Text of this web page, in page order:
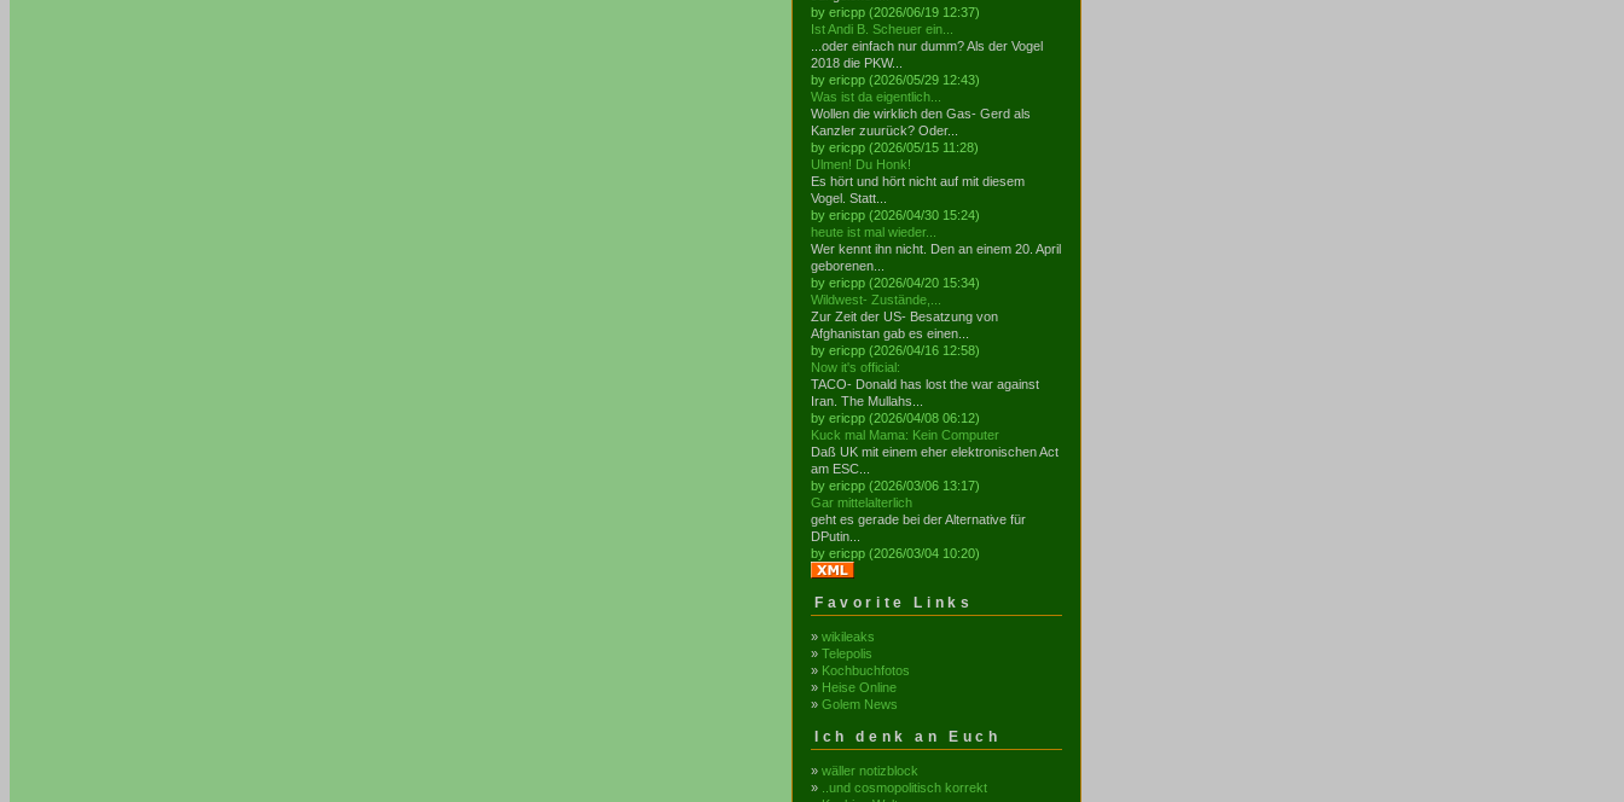
by ericpp (2026/06/19 12:37)
Ist Andi B. Scheuer ein...
...oder einfach nur dumm? Als der Vogel
2018 die PKW...
by ericpp (2026/05/29 12:43)
Was ist da eigentlich...
Wollen die wirklich den Gas- Gerd als
Kanzler zuurück? Oder...
by ericpp (2026/05/15 11:28)
Ulmen! Du Honk!
Es hört und hört nicht auf mit diesem
Vogel. Statt...
by ericpp (2026/04/30 15:24)
heute ist mal wieder...
Wer kennt ihn nicht. Den an einem 20. April
geborenen...
by ericpp (2026/04/20 15:34)
Wildwest- Zustände,...
Zur Zeit der US- Besatzung von
Afghanistan gab es einen...
by ericpp (2026/04/16 12:58)
Now it's official:
TACO- Donald has lost the war against
Iran. The Mullahs...
by ericpp (2026/04/08 06:12)
Kuck mal Mama: Kein Computer
Daß UK mit einem eher elektronischen Act
am ESC...
by ericpp (2026/03/06 13:17)
Gar mittelalterlich
geht es gerade bei der Alternative für
DPutin...
by ericpp (2026/03/04 10:20)
Favorite Links
» wikileaks
» Telepolis
» Kochbuchfotos
» Heise Online
» Golem News
Ich denk an Euch
» wäller notizblock
»
..und cosmopolitisch korrekt